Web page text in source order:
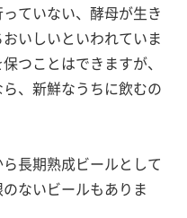
ていない、酵母が生き
いしいといわれていま
つことはできますが、
、新鮮なうちに飲むの
長期熟成ビールとして
ないビールもありま